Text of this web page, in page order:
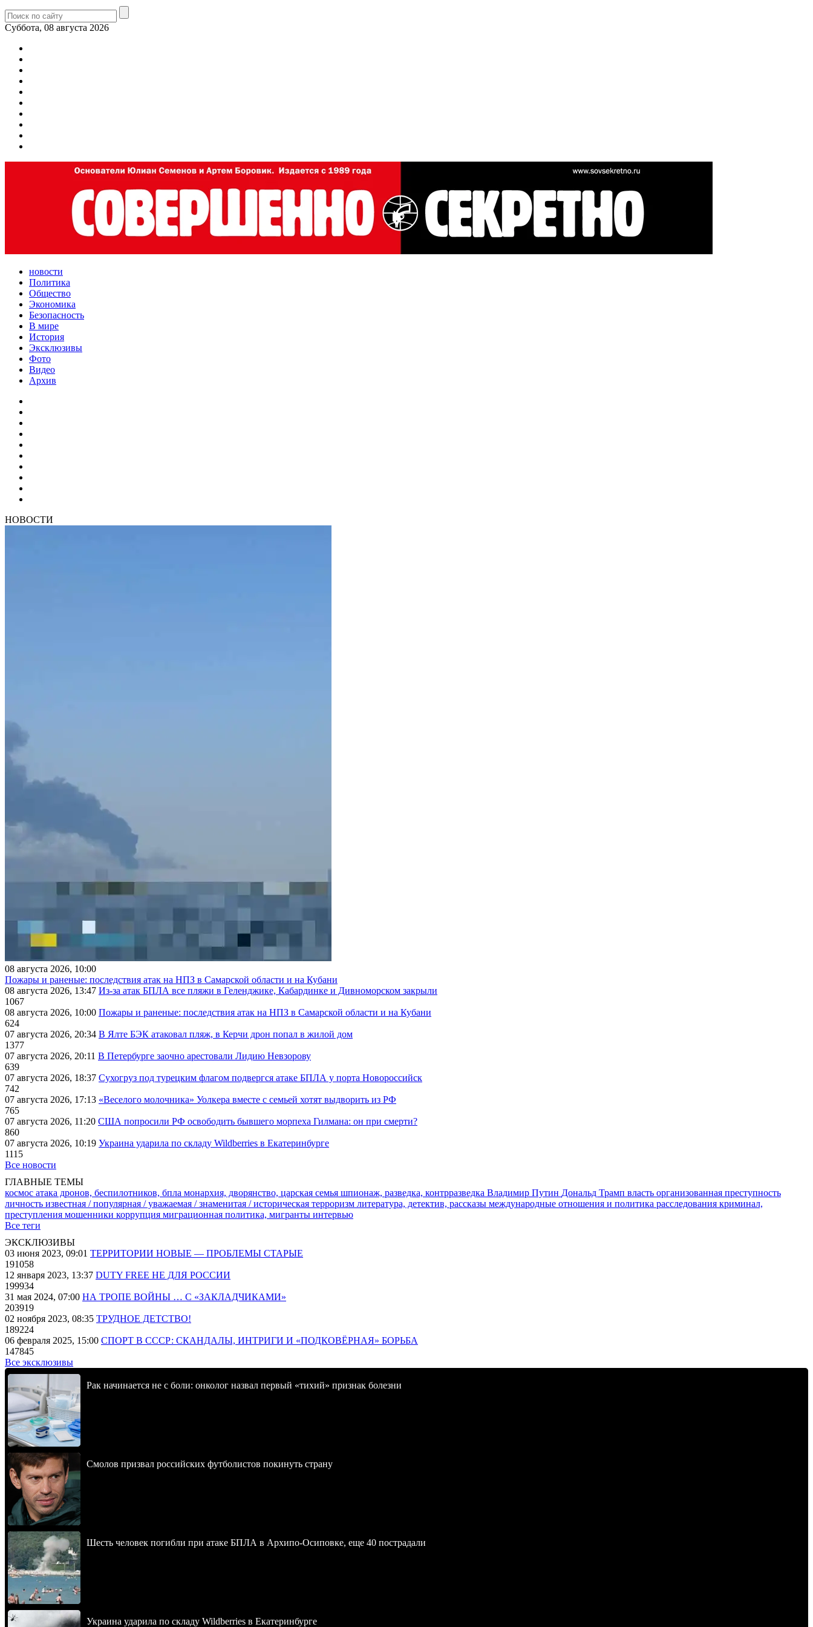
Суббота, 08 августа 2026
новости
Политика
Общество
Экономика
Безопасность
В мире
История
Эксклюзивы
Фото
Видео
Архив
НОВОСТИ
08 августа 2026, 10:00
Пожары и раненые: последствия атак на НПЗ в Самарской области и на Кубани
08 августа 2026, 13:47 Из-за атак БПЛА все пляжи в Геленджике, Кабардинке и Дивноморском закрыли
1067
08 августа 2026, 10:00 Пожары и раненые: последствия атак на НПЗ в Самарской области и на Кубани
624
07 августа 2026, 20:34 В Ялте БЭК атаковал пляж, в Керчи дрон попал в жилой дом
1377
07 августа 2026, 20:11 В Петербурге заочно арестовали Лидию Невзорову
639
07 августа 2026, 18:37 Сухогруз под турецким флагом подвергся атаке БПЛА у порта Новороссийск
742
07 августа 2026, 17:13 «Веселого молочника» Уолкера вместе с семьей хотят выдворить из РФ
765
07 августа 2026, 11:20 США попросили РФ освободить бывшего морпеха Гилмана: он при смерти?
860
07 августа 2026, 10:19 Украина ударила по складу Wildberries в Екатеринбурге
1115
Все новости
ГЛАВНЫЕ ТЕМЫ
космос атака дронов, беспилотников, бпла монархия, дворянство, царская семья шпионаж, разведка, контрразведка Владимир Путин Дональд Трамп власть организованная преступность
личность известная / популярная / уважаемая / знаменитая / историческая терроризм литература, детектив, рассказы международные отношения и политика расследования криминал,
преступления мошенники коррупция миграционная политика, мигранты интервью
Все теги
ЭКСКЛЮЗИВЫ
03 июня 2023, 09:01 ТЕРРИТОРИИ НОВЫЕ — ПРОБЛЕМЫ СТАРЫЕ
191058
12 января 2023, 13:37 DUTY FREE НЕ ДЛЯ РОССИИ
199934
31 мая 2024, 07:00 НА ТРОПЕ ВОЙНЫ … С «ЗАКЛАДЧИКАМИ»
203919
02 ноября 2023, 08:35 ТРУДНОЕ ДЕТСТВО!
189224
06 февраля 2025, 15:00 СПОРТ В СССР: СКАНДАЛЫ, ИНТРИГИ И «ПОДКОВЁРНАЯ» БОРЬБА
147845
Все эксклюзивы
Рак начинается не с боли: онколог назвал первый «тихий» признак болезни
Смолов призвал российских футболистов покинуть страну
Шесть человек погибли при атаке БПЛА в Архипо-Осиповке, еще 40 пострадали
Украина ударила по складу Wildberries в Екатеринбурге